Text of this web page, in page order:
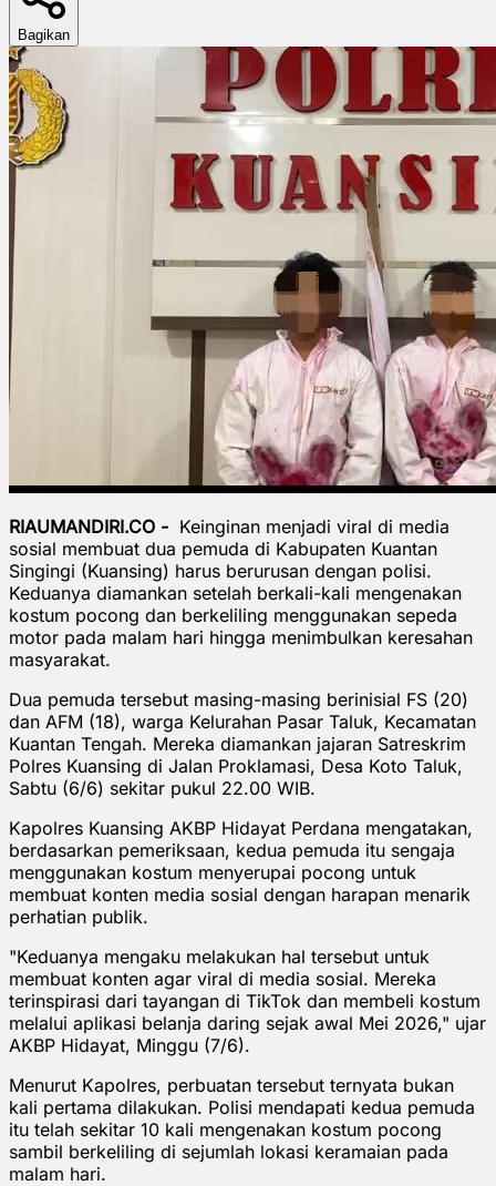
Bagikan
RIAUMANDIRI.CO - Keinginan menjadi viral di media
sosial membuat dua pemuda di Kabupaten Kuantan
Singingi (Kuansing) harus berurusan dengan polisi.
Keduanya diamankan setelah berkali-kali mengenakan
kostum pocong dan berkeliling menggunakan sepeda
motor pada malam hari hingga menimbulkan keresahan
masyarakat.
Dua pemuda tersebut masing-masing berinisial FS (20)
dan AFM (18), warga Kelurahan Pasar Taluk, Kecamatan
Kuantan Tengah. Mereka diamankan jajaran Satreskrim
Polres Kuansing di Jalan Proklamasi, Desa Koto Taluk,
Sabtu (6/6) sekitar pukul 22.00 WIB.
Kapolres Kuansing AKBP Hidayat Perdana mengatakan,
berdasarkan pemeriksaan, kedua pemuda itu sengaja
menggunakan kostum menyerupai pocong untuk
membuat konten media sosial dengan harapan menarik
perhatian publik.
"Keduanya mengaku melakukan hal tersebut untuk
membuat konten agar viral di media sosial. Mereka
terinspirasi dari tayangan di TikTok dan membeli kostum
melalui aplikasi belanja daring sejak awal Mei 2026," ujar
AKBP Hidayat, Minggu (7/6).
Menurut Kapolres, perbuatan tersebut ternyata bukan
kali pertama dilakukan. Polisi mendapati kedua pemuda
itu telah sekitar 10 kali mengenakan kostum pocong
sambil berkeliling di sejumlah lokasi keramaian pada
malam hari.